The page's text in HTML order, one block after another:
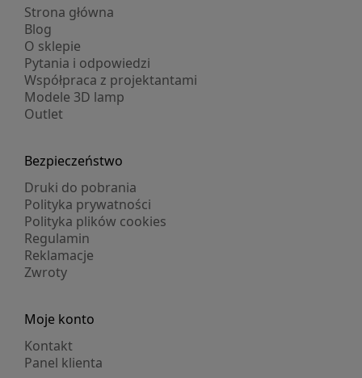
Strona główna
Blog
O sklepie
Pytania i odpowiedzi
Współpraca z projektantami
Modele 3D lamp
Outlet
Bezpieczeństwo
Druki do pobrania
Polityka prywatności
Polityka plików cookies
Regulamin
Reklamacje
Zwroty
Moje konto
Kontakt
Panel klienta